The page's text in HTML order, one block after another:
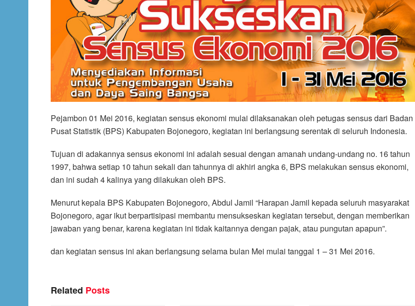
Pejambon 01 Mei 2016, kegiatan sensus ekonomi mulai dilaksanakan oleh petugas sensus dari Badan
Pusat Statistik (BPS) Kabupaten Bojonegoro, kegiatan ini berlangsung serentak di seluruh Indonesia.
Tujuan di adakannya sensus ekonomi ini adalah sesuai dengan amanah undang-undang no. 16 tahun
1997, bahwa setiap 10 tahun sekali dan tahunnya di akhiri angka 6, BPS melakukan sensus ekonomi,
dan ini sudah 4 kalinya yang dilakukan oleh BPS.
Menurut kepala BPS Kabupaten Bojonegoro, Abdul Jamil “Harapan Jamil kepada seluruh masyarakat
Bojonegoro, agar ikut berpartisipasi membantu mensukseskan kegiatan tersebut, dengan memberikan
jawaban yang benar, karena kegiatan ini tidak kaitannya dengan pajak, atau pungutan apapun”.
dan kegiatan sensus ini akan berlangsung selama bulan Mei mulai tanggal 1 – 31 Mei 2016.
Related Posts